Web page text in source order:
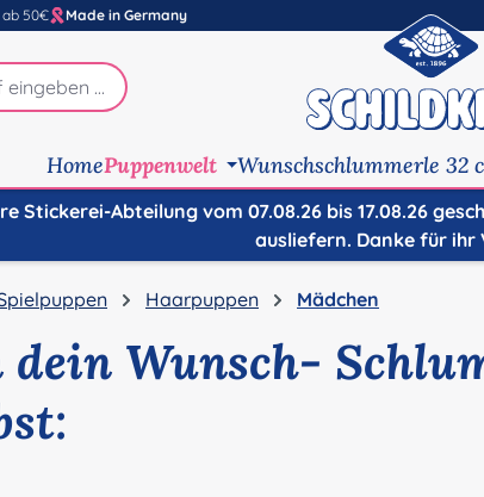
ab 50€ Made in Germany
HomePuppenwelt Wunschschlummerle 32
Stickerei-Abteilung vom 07.08.26 bis 17.08.26
ausliefern. Danke für ihr
Haarpuppen Mädchen
dein Wunsch-